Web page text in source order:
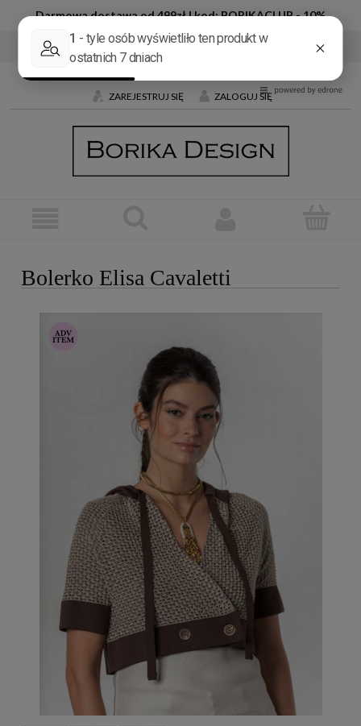
Darmowa dostawa od 499zł | kod: BORIKACLUB - 10%
Tel: +48 600 032 226 E-mail:butik@borika.pl
ZAREJESTRUJ SIĘ ZALOGUJ SIĘ
Bolerko Elisa Cavaletti